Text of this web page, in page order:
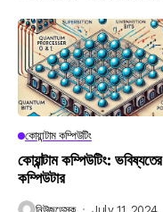
কোয়ান্টাম কম্পিউটিং
কোয়ান্টাম কম্পিউটিং: ভবিষ্যতের
কম্পিউটার